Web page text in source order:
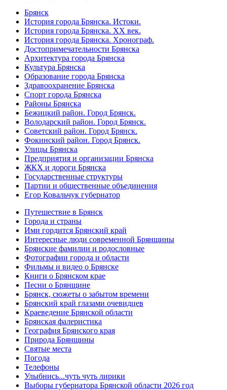
Брянск
История города Брянска. Истоки.
История города Брянска. XX век.
История города Брянска. Хронограф.
Достопримечательности Брянска
Архитектура города Брянска
Культура Брянска
Образование города Брянска
Здравоохранение Брянска
Спорт города Брянска
Районы Брянска
Бежицкий район. Город Брянск.
Володарский район. Город Брянск.
Советский район. Город Брянск.
Фокинский район. Город Брянск.
Улицы Брянска
Предприятия и организации Брянска
ЖКХ и дороги Брянска
Государственные структуры
Партии и общественные объединения
Егор Ковальчук губернатор
Путешествие в Брянск
Города и страны
Ими гордится Брянский край
Интересные люди современной Брянщины
Брянские фамилии и родословные
Фотографии города и области
Фильмы и видео о Брянске
Книги о Брянском крае
Песни о Брянщине
Брянск, сюжеты о забытом времени
Брянский край глазами очевидцев
Краеведение Брянской области
Брянская фалеристика
География Брянского края
Природа Брянщины
Святые места
Погода
Телефоны
Улыбнись...чуть чуть лирики
Выборы губернатора Брянской области 2026 год